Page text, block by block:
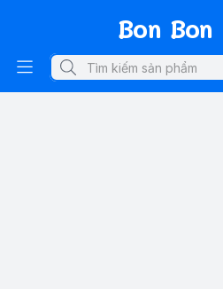
Bon